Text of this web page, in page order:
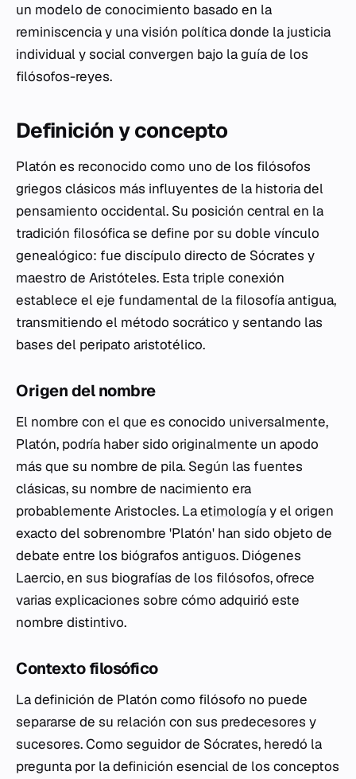
un modelo de conocimiento basado en la
reminiscencia y una visión política donde la justicia
individual y social convergen bajo la guía de los
filósofos-reyes.
Definición y concepto
Platón es reconocido como uno de los filósofos
griegos clásicos más influyentes de la historia del
pensamiento occidental. Su posición central en la
tradición filosófica se define por su doble vínculo
genealógico: fue discípulo directo de Sócrates y
maestro de Aristóteles. Esta triple conexión
establece el eje fundamental de la filosofía antigua,
transmitiendo el método socrático y sentando las
bases del peripato aristotélico.
Origen del nombre
El nombre con el que es conocido universalmente,
Platón, podría haber sido originalmente un apodo
más que su nombre de pila. Según las fuentes
clásicas, su nombre de nacimiento era
probablemente Aristocles. Laetimologíay el origen
exacto del sobrenombre 'Platón' han sido objeto de
debate entre los biógrafos antiguos. Diógenes
Laercio, en sus biografías de los filósofos, ofrece
varias explicaciones sobre cómo adquirió este
nombre distintivo.
Contexto filosófico
La definición de Platón como filósofo no puede
separarse de su relación con sus predecesores y
sucesores. Como seguidor de Sócrates, heredó la
pregunta por la definición esencial de los conceptos